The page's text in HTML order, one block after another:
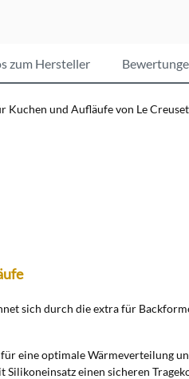
zum Hersteller
und Aufläufe von Le
sich durch die extra für
eine optimale Wärmeverteilung
einen sicheren